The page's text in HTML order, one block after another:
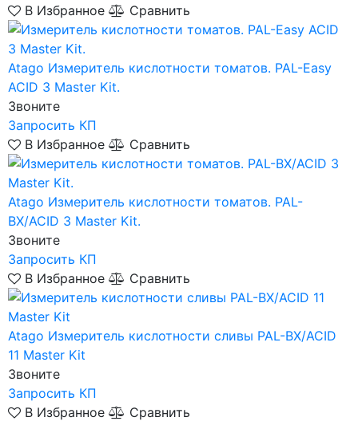
В Избранное
Сравнить
Atago Измеритель кислотности томатов. PAL-Easy
ACID 3 Master Kit.
Звоните
Запросить КП
В Избранное
Сравнить
Atago Измеритель кислотности томатов. PAL-
BX/ACID 3 Master Kit.
Звоните
Запросить КП
В Избранное
Сравнить
Atago Измеритель кислотности сливы PAL-BX/ACID
11 Master Kit
Звоните
Запросить КП
В Избранное
Сравнить